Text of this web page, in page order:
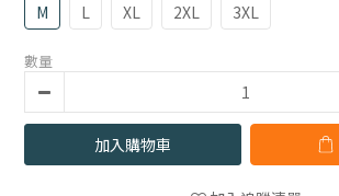
M L XL 2XL 3XL
數量
加入購物車